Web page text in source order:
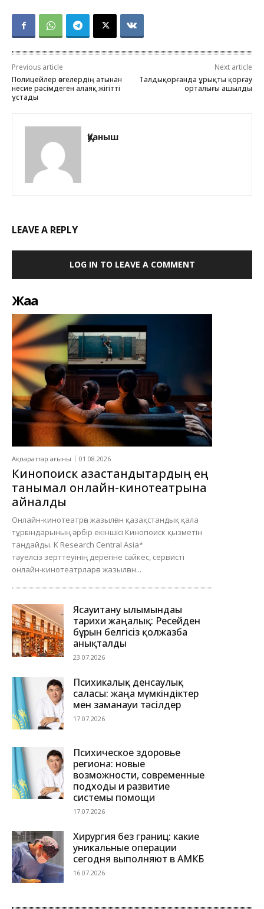
Previous article
Полицейлер өзгелердің атынан
несие рәсімдеген алаяқ жігітті
ұстады
Next article
Талдықорғанда ұрықты қорғау
орталығы ашылды
Қуаныш
LEAVE A REPLY
LOG IN TO LEAVE A COMMENT
Жаңа
Ақпараттар ағыны 01.08.2026
Кинопоиск қазақстандықтардың ең
танымал онлайн-кинотеатрына
айналды
Онлайн-кинотеатрға жазылған қазақстандық қала
тұрғындарының әрбір екіншісі Кинопоиск қызметін
таңдайды. K Research Central Asia*
тәуелсіз зерттеуінің дерегіне сәйкес, сервисті
онлайн-кинотеатрларға жазылған...
Ясауитану ғылымындағы
тарихи жаңалық: Ресейден
бұрын белгісіз қолжазба
анықталды
23.07.2026
Психикалық денсаулық
саласы: жаңа мүмкіндіктер
мен заманауи тәсілдер
17.07.2026
Психическое здоровье
региона: новые
возможности, современные
подходы и развитие
системы помощи
17.07.2026
Хирургия без границ: какие
уникальные операции
сегодня выполняют в АМКБ
16.07.2026